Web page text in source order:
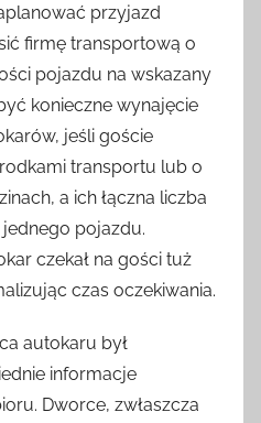
przyjazd
firmę transportową o
pojazdu na wskazany
konieczne wynajęcie
jeśli goście
transportu lub o
a ich łączna liczba
pojazdu.
czekał na gości tuż
czas oczekiwania.
autokaru był
informacje
Dworce, zwłaszcza